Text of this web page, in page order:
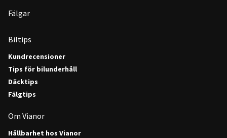
Fälgar
Biltips
Kundrecensioner
Tips för bilunderhåll
Däcktips
Fälgtips
Om Vianor
Hållbarhet hos Vianor